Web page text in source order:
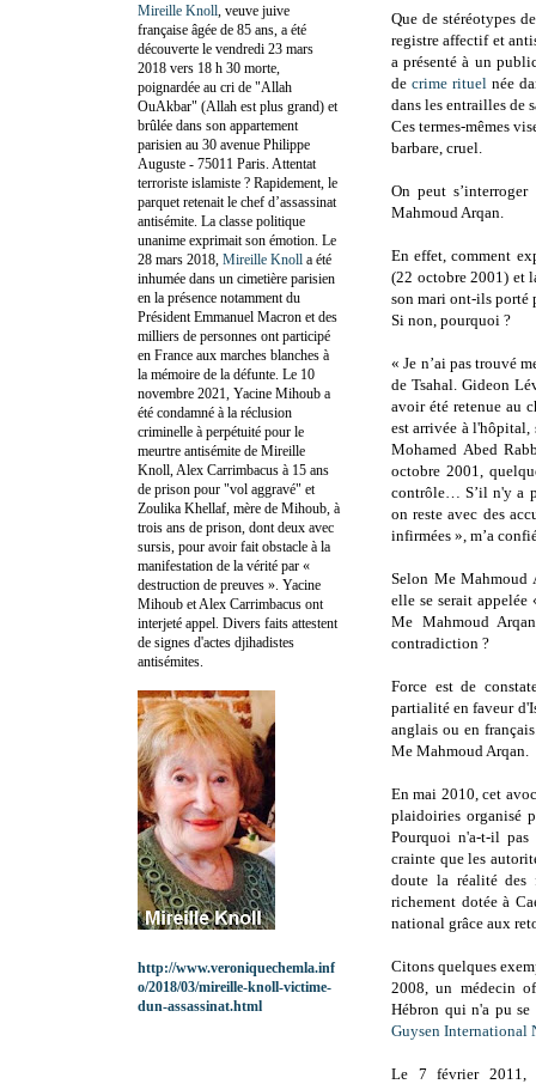
Que de stéréotypes
registre affectif et
a présenté à un
de crime rituel née
dans les entrailles de
Ces termes-mêmes
barbare, cruel.
On peut
Mahmoud Arqan.
En effet, comment
(22 octobre 2001) et
son mari ont-ils porté
Si non, pourquoi ?
« Je n’ai pas trouvé
de Tsahal. Gideon
avoir été retenue au
est arrivée à l'hôpital,
Mohamed Abed
octobre 2001,
contrôle… S’il n'y a
on reste avec des
infirmées », m’a
Selon Me Mahmoud
elle se serait
Me Mahmoud
contradiction ?
Force est de
partialité en faveur
anglais ou en
Me Mahmoud Arqan.
En mai 2010, cet
plaidoiries organisé
Pourquoi n'a-t-il pas
crainte que les
doute la réalité des
richement dotée à
national grâce aux
Citons quelques
2008, un médecin
Hébron qui n'a pu se
Guysen International
Le 7 février
Mireille Knoll , veuve juive
française âgée de 85 ans, a été
découverte le vendredi 23 mars
2018 vers 18 h 30 morte,
poignardée au cri de "Allah
OuAkbar" (Allah est plus grand) et
brûlée dans son appartement
parisien au 30 avenue Philippe
Auguste - 75011 Paris. Attentat
terroriste islamiste ? Rapidement, le
parquet retenait le chef d’assassinat
antisémite. La classe politique
unanime exprimait son émotion. Le
28 mars 2018, Mireille Knoll a été
inhumée dans un cimetière parisien
en la présence notamment du
Président Emmanuel Macron et des
milliers de personnes ont participé
en France aux marches blanches à
la mémoire de la défunte. Le 10
novembre 2021, Yacine Mihoub a
été condamné à la réclusion
criminelle à perpétuité pour le
meurtre antisémite de Mireille
Knoll, Alex Carrimbacus à 15 ans
de prison pour "vol aggravé" et
Zoulika Khellaf, mère de Mihoub, à
trois ans de prison, dont deux avec
sursis, pour avoir fait obstacle à la
manifestation de la vérité par «
destruction de preuves ». Yacine
Mihoub et Alex Carrimbacus ont
interjeté appel. Divers faits attestent
de signes d'actes djihadistes
antisémites.
http://www.veroniquechemla.inf
o/2018/03/mireille-knoll-victime-
dun-assassinat.html